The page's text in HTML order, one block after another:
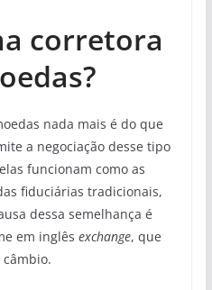
corretora
nada mais é do que
a negociação desse tipo
funcionam como as
fiduciárias tradicionais,
dessa semelhança é
em inglês exchange, que